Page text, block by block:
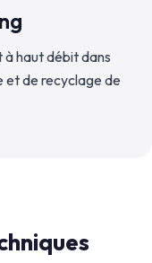
haut débit dans
et de recyclage de